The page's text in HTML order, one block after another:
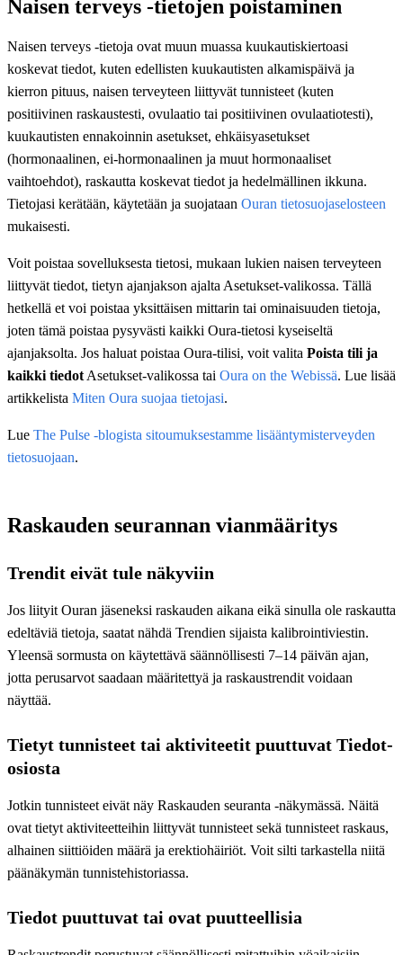
Naisen terveys -tietojen poistaminen
Naisen terveys -tietoja ovat muun muassa kuukautiskiertoasi
koskevat tiedot, kuten edellisten kuukautisten alkamispäivä ja
kierron pituus, naisen terveyteen liittyvät tunnisteet (kuten
positiivinen raskaustesti, ovulaatio tai positiivinen ovulaatiotesti),
kuukautisten ennakoinnin asetukset, ehkäisyasetukset
(hormonaalinen, ei-hormonaalinen ja muut hormonaaliset
vaihtoehdot), raskautta koskevat tiedot ja hedelmällinen ikkuna.
Tietojasi kerätään, käytetään ja suojataan Ouran tietosuojaselosteen
mukaisesti.
Voit poistaa sovelluksesta tietosi, mukaan lukien naisen terveyteen
liittyvät tiedot, tietyn ajanjakson ajalta Asetukset-valikossa. Tällä
hetkellä et voi poistaa yksittäisen mittarin tai ominaisuuden tietoja,
joten tämä poistaa pysyvästi kaikki Oura-tietosi kyseiseltä
ajanjaksolta. Jos haluat poistaa Oura-tilisi, voit valita Poista tili ja
kaikki tiedot Asetukset-valikossa tai Oura on the Webissä. Lue lisää
artikkelista Miten Oura suojaa tietojasi.
Lue The Pulse -blogista sitoumuksestamme lisääntymisterveyden
tietosuojaan.
Raskauden seurannan vianmääritys
Trendit eivät tule näkyviin
Jos liityit Ouran jäseneksi raskauden aikana eikä sinulla ole raskautta
edeltäviä tietoja, saatat nähdä Trendien sijaista kalibrointiviestin.
Yleensä sormusta on käytettävä säännöllisesti 7–14 päivän ajan,
jotta perusarvot saadaan määritettyä ja raskaustrendit voidaan
näyttää.
Tietyt tunnisteet tai aktiviteetit puuttuvat Tiedot-
osiosta
Jotkin tunnisteet eivät näy Raskauden seuranta -näkymässä. Näitä
ovat tietyt aktiviteetteihin liittyvät tunnisteet sekä tunnisteet raskaus,
alhainen siittiöiden määrä ja erektiohäiriöt. Voit silti tarkastella niitä
päänäkymän tunnistehistoriassa.
Tiedot puuttuvat tai ovat puutteellisia